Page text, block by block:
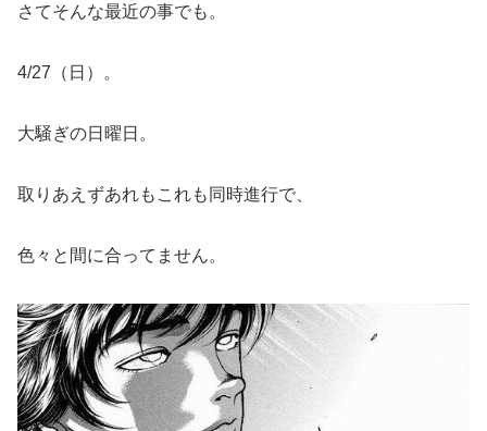
さてそんな最近の事でも。
4/27（日）。
大騒ぎの日曜日。
取りあえずあれもこれも同時進行で、
色々と間に合ってません。